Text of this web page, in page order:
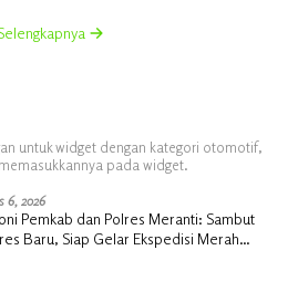
untuk widget dengan kategori otomotif,
pada widget.
6, 2026
Pemkab dan Polres Meranti: Sambut
Baru, Siap Gelar Ekspedisi Merah